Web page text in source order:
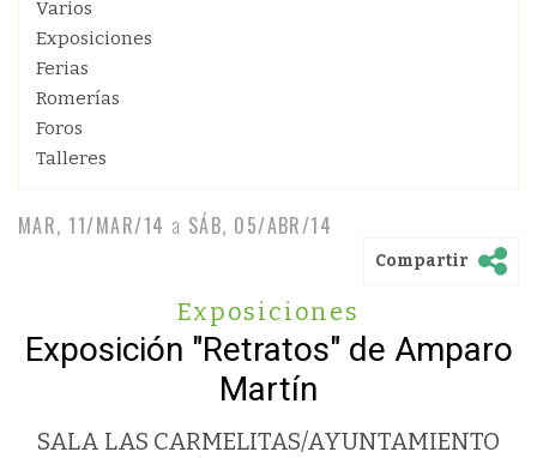
Varios
Exposiciones
Ferias
Romerías
Foros
Talleres
MAR, 11/MAR/14 a SÁB, 05/ABR/14
Compartir
Exposiciones
Exposición "Retratos" de Amparo
Martín
SALA LAS CARMELITAS/AYUNTAMIENTO